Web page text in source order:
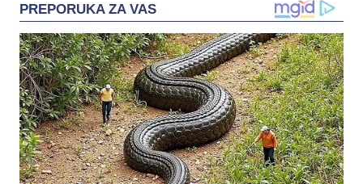
PREPORUKA ZA VAS